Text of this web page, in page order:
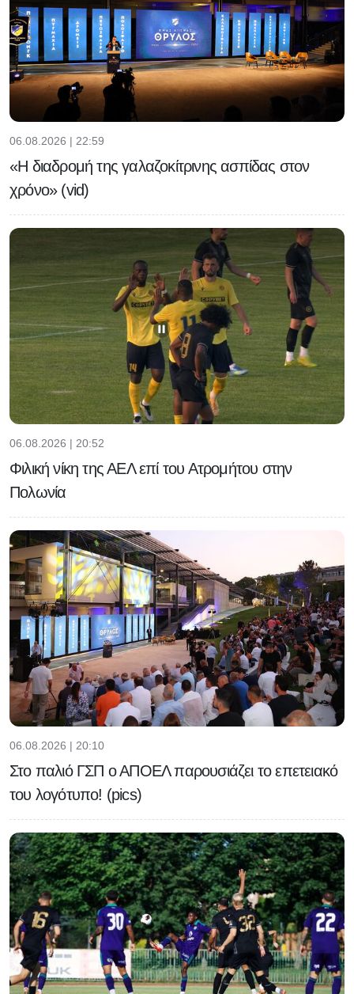
06.08.2026 | 22:59
«Η διαδρομή της γαλαζοκίτρινης ασπίδας στον
χρόνο» (vid)
06.08.2026 | 20:52
Φιλική νίκη της ΑΕΛ επί του Ατρομήτου στην
Πολωνία
06.08.2026 | 20:10
Στο παλιό ΓΣΠ ο ΑΠΟΕΛ παρουσιάζει το επετειακό
του λογότυπο! (pics)